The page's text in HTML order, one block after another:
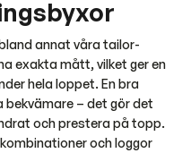
annat våra tailor-
exakta mått, vilket ger en
hela loppet. En bra
– det gör det
och prestera på topp.
och loggor